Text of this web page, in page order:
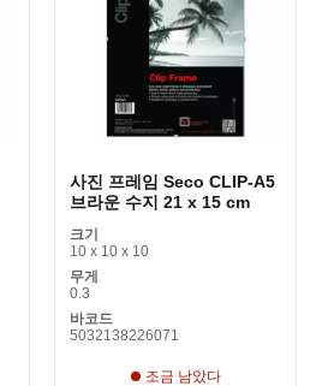
사진 프레임 Seco CLIP-A5
브라운 수지 21 x 15 cm
크기
10 x 10 x 10
무게
0.3
바코드
5032138226071
조금 남았다